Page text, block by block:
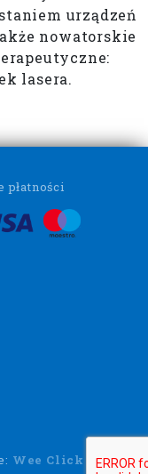
urządzeń
nowatorskie
lasera.
płatności
Wee Click